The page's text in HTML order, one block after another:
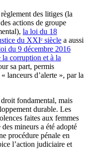
des litiges (la
actions de groupe
la loi du 18
du XXIᵉ siècle a aussi
du 9 décembre 2016
la corruption et à la
sa part, permis
lanceurs d’alerte », par la
fondamental, mais
durable. Les
faites aux femmes
mineurs a été adopté
procédure pénale en
l’action judiciaire et